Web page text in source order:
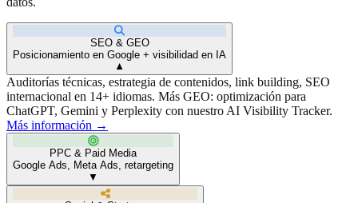
SEO & GEO
Posicionamiento en Google + visibilidad en IA
▼
Auditorías técnicas, estrategia de contenidos, link building, SEO
internacional en 14+ idiomas. Más GEO: optimización para
ChatGPT, Gemini y Perplexity con nuestro AI Visibility Tracker.
Más información →
PPC & Paid Media
Google Ads, Meta Ads, retargeting
▼